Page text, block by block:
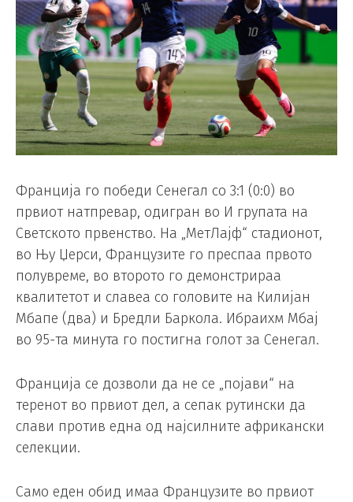
Франција го победи Сенегал со 3:1 (0:0) во
првиот натпревар, одигран во И групата на
Светското првенство. На „МетЛајф“ стадионот,
во Њу Џерси, Французите го преспаа првото
полувреме, во второто го демонстрираа
квалитетот и славеа со головите на Килијан
Мбапе (два) и Бредли Баркола. Ибраихм Мбај
во 95-та минута го постигна голот за Сенегал.
Франција се дозволи да не се „појави“ на
теренот во првиот дел, а сепак рутински да
слави против една од најсилните африкански
селекции.
Само еден обид имаа Французите во првиот